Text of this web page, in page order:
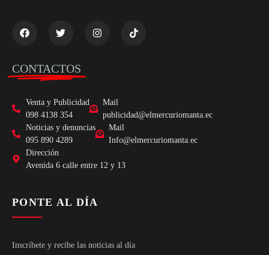
CONTACTOS
Venta y Publicidad
098 4138 354
Mail
publicidad@elmercuriomanta.ec
Noticias y denuncias
095 890 4289
Mail
Info@elmercuriomanta.ec
Dirección
Avenida 6 calle entre 12 y 13
PONTE AL DÍA
Inscríbete y recibe las noticias al día